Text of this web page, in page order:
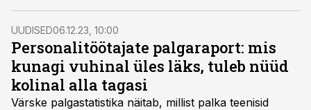
keskmine palk ja mis suuna on võtnud palgalõhe.
UUDISED06.12.23, 10:00
Personalitöötajate palgaraport: mis
kunagi vuhinal üles läks, tuleb nüüd
kolinal alla tagasi
Värske palgastatistika näitab, millist palka teenisid